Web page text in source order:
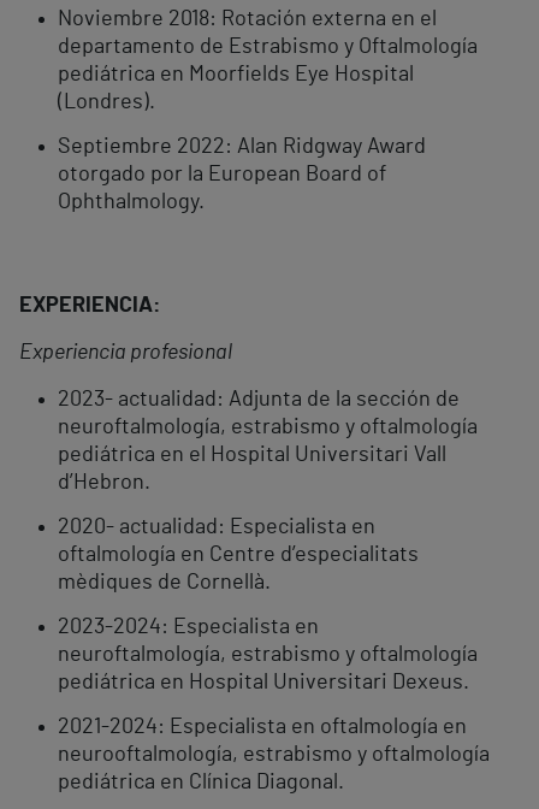
Noviembre 2018: Rotación externa en el
departamento de Estrabismo y Oftalmología
pediátrica en Moorfields Eye Hospital
(Londres).
Septiembre 2022: Alan Ridgway Award
otorgado por la European Board of
Ophthalmology.
EXPERIENCIA:
Experiencia profesional
2023- actualidad: Adjunta de la sección de
neuroftalmología, estrabismo y oftalmología
pediátrica en el Hospital Universitari Vall
d’Hebron.
2020- actualidad: Especialista en
oftalmología en Centre d’especialitats
mèdiques de Cornellà.
2023-2024: Especialista en
neuroftalmología, estrabismo y oftalmología
pediátrica en Hospital Universitari Dexeus.
2021-2024: Especialista en oftalmología en
neurooftalmología, estrabismo y oftalmología
pediátrica en Clínica Diagonal.